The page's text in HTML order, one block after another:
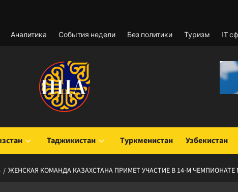
Аналитика События недели Без политики Туризм IT
Таджикистан Туркменистан Узбекистан
ЖЕНСКАЯ КОМАНДА КАЗАХСТАНА ПРИМЕТ УЧАСТИЕ В 14-М ЧЕМПИОНАТЕ